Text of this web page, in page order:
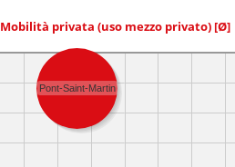
Mobilità privata (uso mezzo privato) [Ø]
Pont-Saint-Martin